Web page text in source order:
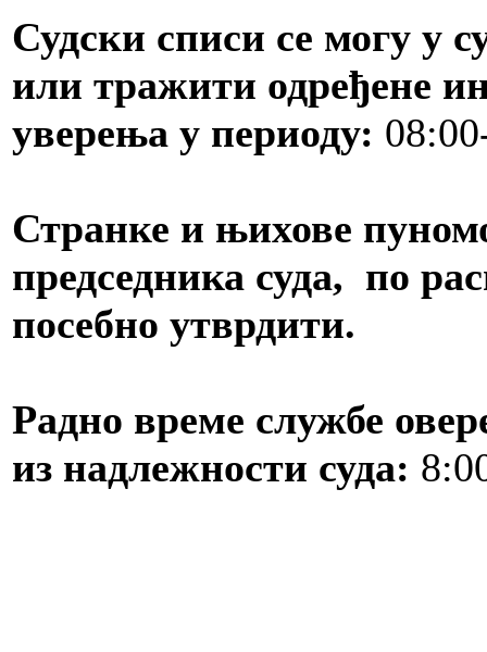
Судски списи се могу у
или тражити одређене
уверења у периоду:
Странке и њихове
председника суда, по
посебно утврдити.
Радно време службе
из надлежности суда: